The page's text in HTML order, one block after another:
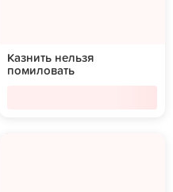
Казнить нельзя
помиловать